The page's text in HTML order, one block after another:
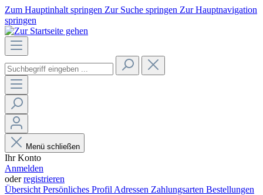
Zum Hauptinhalt springen Zur Suche springen Zur Hauptnavigation
springen
Menü schließen
Ihr Konto
Anmelden
oderregistrieren
Übersicht Persönliches Profil Adressen Zahlungsarten Bestellungen